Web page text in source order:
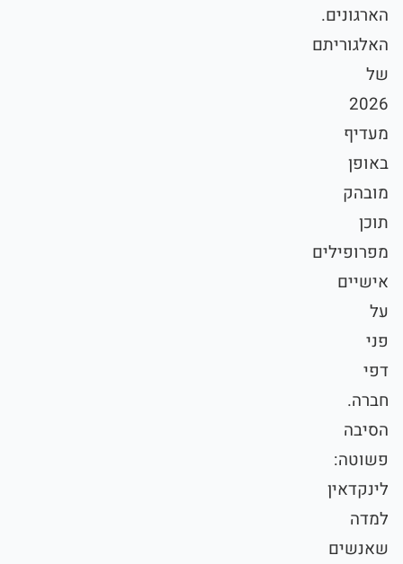
הארגונים.
האלגוריתם
של
2026
מעדיף
באופן
מובהק
תוכן
מפרופילים
אישיים
על
פני
דפי
חברה.
הסיבה
פשוטה:
לינקדאין
למדה
שאנשים